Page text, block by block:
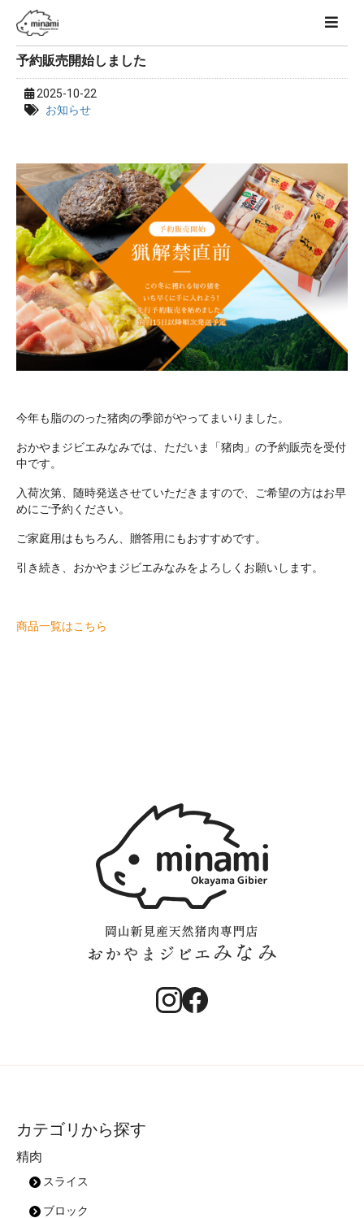
予約販売開始しました
2025-10-22
お知らせ
今年も脂ののった猪肉の季節がやってまいりました。
おかやまジビエみなみでは、ただいま「猪肉」の予約販売を受付
中です。
入荷次第、随時発送させていただきますので、ご希望の方はお早
めにご予約ください。
ご家庭用はもちろん、贈答用にもおすすめです。
引き続き、おかやまジビエみなみをよろしくお願いします。
商品一覧はこちら
カテゴリから探す
精肉
スライス
ブロック